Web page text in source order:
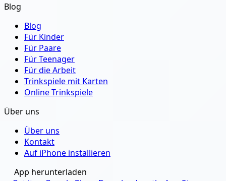
Blog
Blog
Für Kinder
Für Paare
Für Teenager
Für die Arbeit
Trinkspiele mit Karten
Online Trinkspiele
Über uns
Über uns
Kontakt
Auf iPhone installieren
App herunterladen